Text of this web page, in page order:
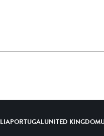
PORTUGALUNITED KINGDOM